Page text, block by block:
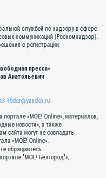
службой по надзору в сфере
коммуникаций (Роскомнадзор).
о регистрации:
пресса»
Анатольевич
10der@yandex.ru
портале «МОЁ! Online», материалов,
новости», а также
сайта могут не совпадать
«МОЁ! Online».
обращайтесь:
"МОЁ! Белгород"»,